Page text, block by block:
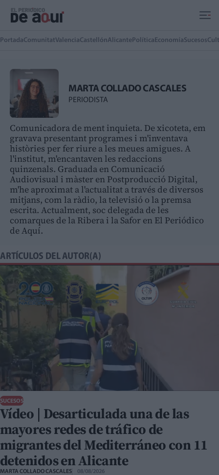
PortadaComunitatValenciaCastellónAlicante Política EconomíaSucesos
MARTA COLLADO CASCALES
PERIODISTA
Comunicadora de ment inquieta. De xicoteta, em
gravava presentant programes i m'inventava
històries per fer riure a les meues amigues. A
l'institut, m'encantaven les redaccions
quinzenals. Graduada en Comunicació
Audiovisual i màster en Postproducció Digital,
m'he aproximat a l'actualitat a través de diversos
mitjans, com la ràdio, la televisió o la premsa
escrita. Actualment, soc delegada de les
comarques de la Ribera i la Safor en El Periódico
de Aquí.
ARTÍCULOS DEL AUTOR(A)
SUCESOS
Vídeo | Desarticulada una de las
mayores redes de tráfico de
migrantes del Mediterráneo con 11
detenidos en Alicante
MARTA COLLADO CASCALES 08/08/2026